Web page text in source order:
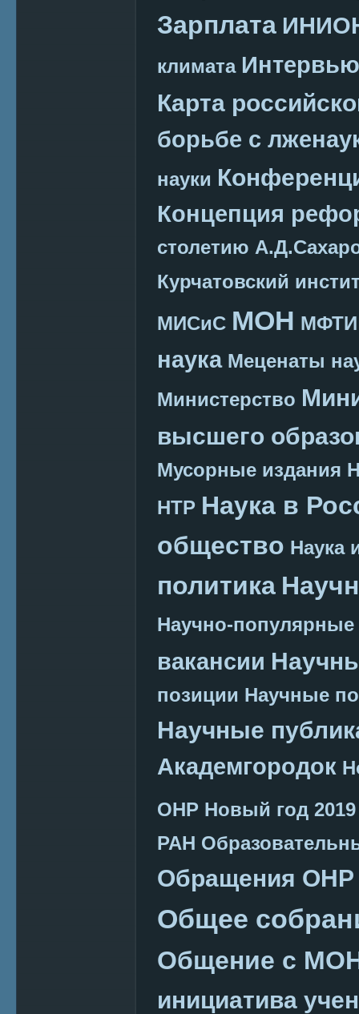
Зарплата
климата Интервью
Карта
борьбе с
науки
Концепция
столетию
Курчатовский
МИСиС МОН МФТИ
наука Меценаты
Министерство
высшего
Мусорные издания
НТР Наука в
общество Наука
политика
Научно-
вакансии
позиции Научные
Научные
Академгородок
ОНР Новый год 2019
РАН
Обращения ОНР
Общее
Общение с
инициатива